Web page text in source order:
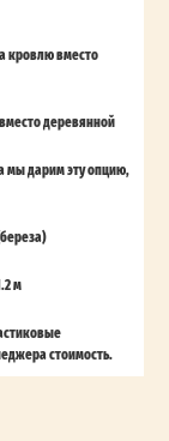
кровлю вместо
деревянной
мы дарим эту опцию,
м
стоимость.